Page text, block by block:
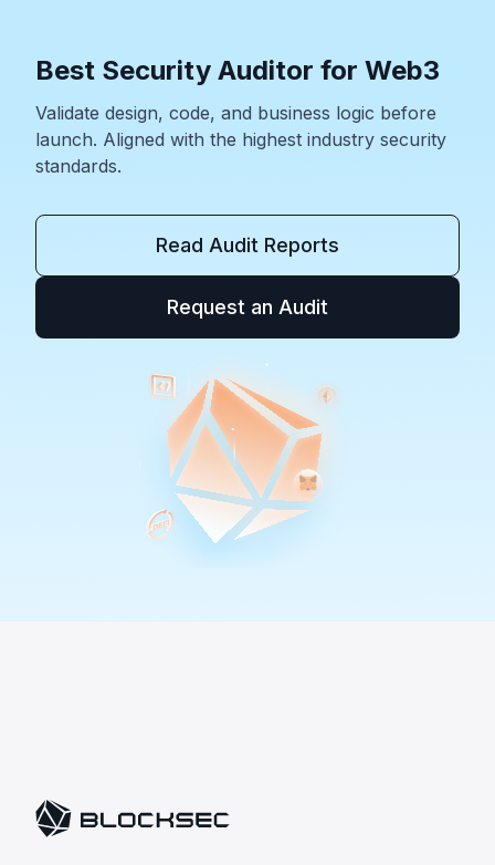
Best Security Auditor for Web3
Validate design, code, and business logic before
launch. Aligned with the highest industry security
standards.
Read Audit Reports
Request an Audit